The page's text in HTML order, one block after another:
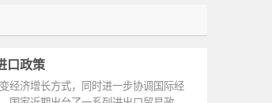
口政策
经济增长方式，同时进一步协调国际经